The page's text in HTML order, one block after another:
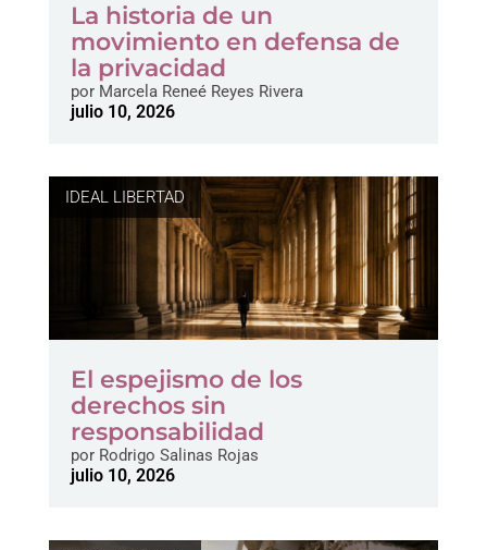
La historia de un
movimiento en defensa de
la privacidad
porMarcela Reneé Reyes Rivera
julio 10, 2026
IDEAL LIBERTAD
El espejismo de los
derechos sin
responsabilidad
porRodrigo Salinas Rojas
julio 10, 2026